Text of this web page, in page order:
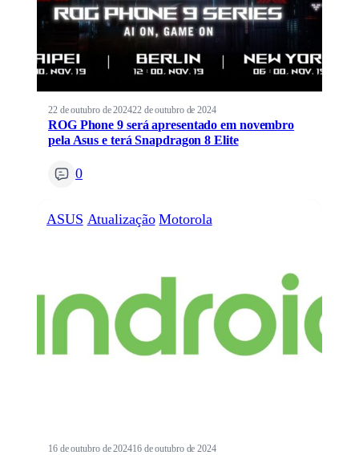
22 de outubro de 202422 de outubro de 2024
ROG Phone 9 será apresentado em novembro
pela Asus e terá Snapdragon 8 Elite
0
ASUS Atualização Motorola
16 de outubro de 202416 de outubro de 2024